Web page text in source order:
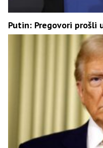
Putin: Pregovori